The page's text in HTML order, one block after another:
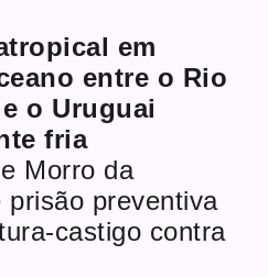
em
entre o Rio
o Uruguai
fria
Morro da
prisão preventiva
castigo contra